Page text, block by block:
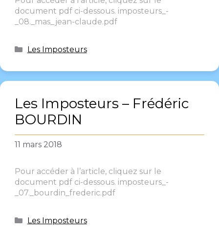
document pdf ci-dessous. imposteurs_-
_08._mas_jean-claude.pdf
Les Imposteurs
Les Imposteurs – Frédéric
BOURDIN
11 mars 2018
Pour accéder à l’article, cliquez sur le
document pdf ci-dessous. imposteurs_-
_07._bourdin_frederic.pdf
Les Imposteurs